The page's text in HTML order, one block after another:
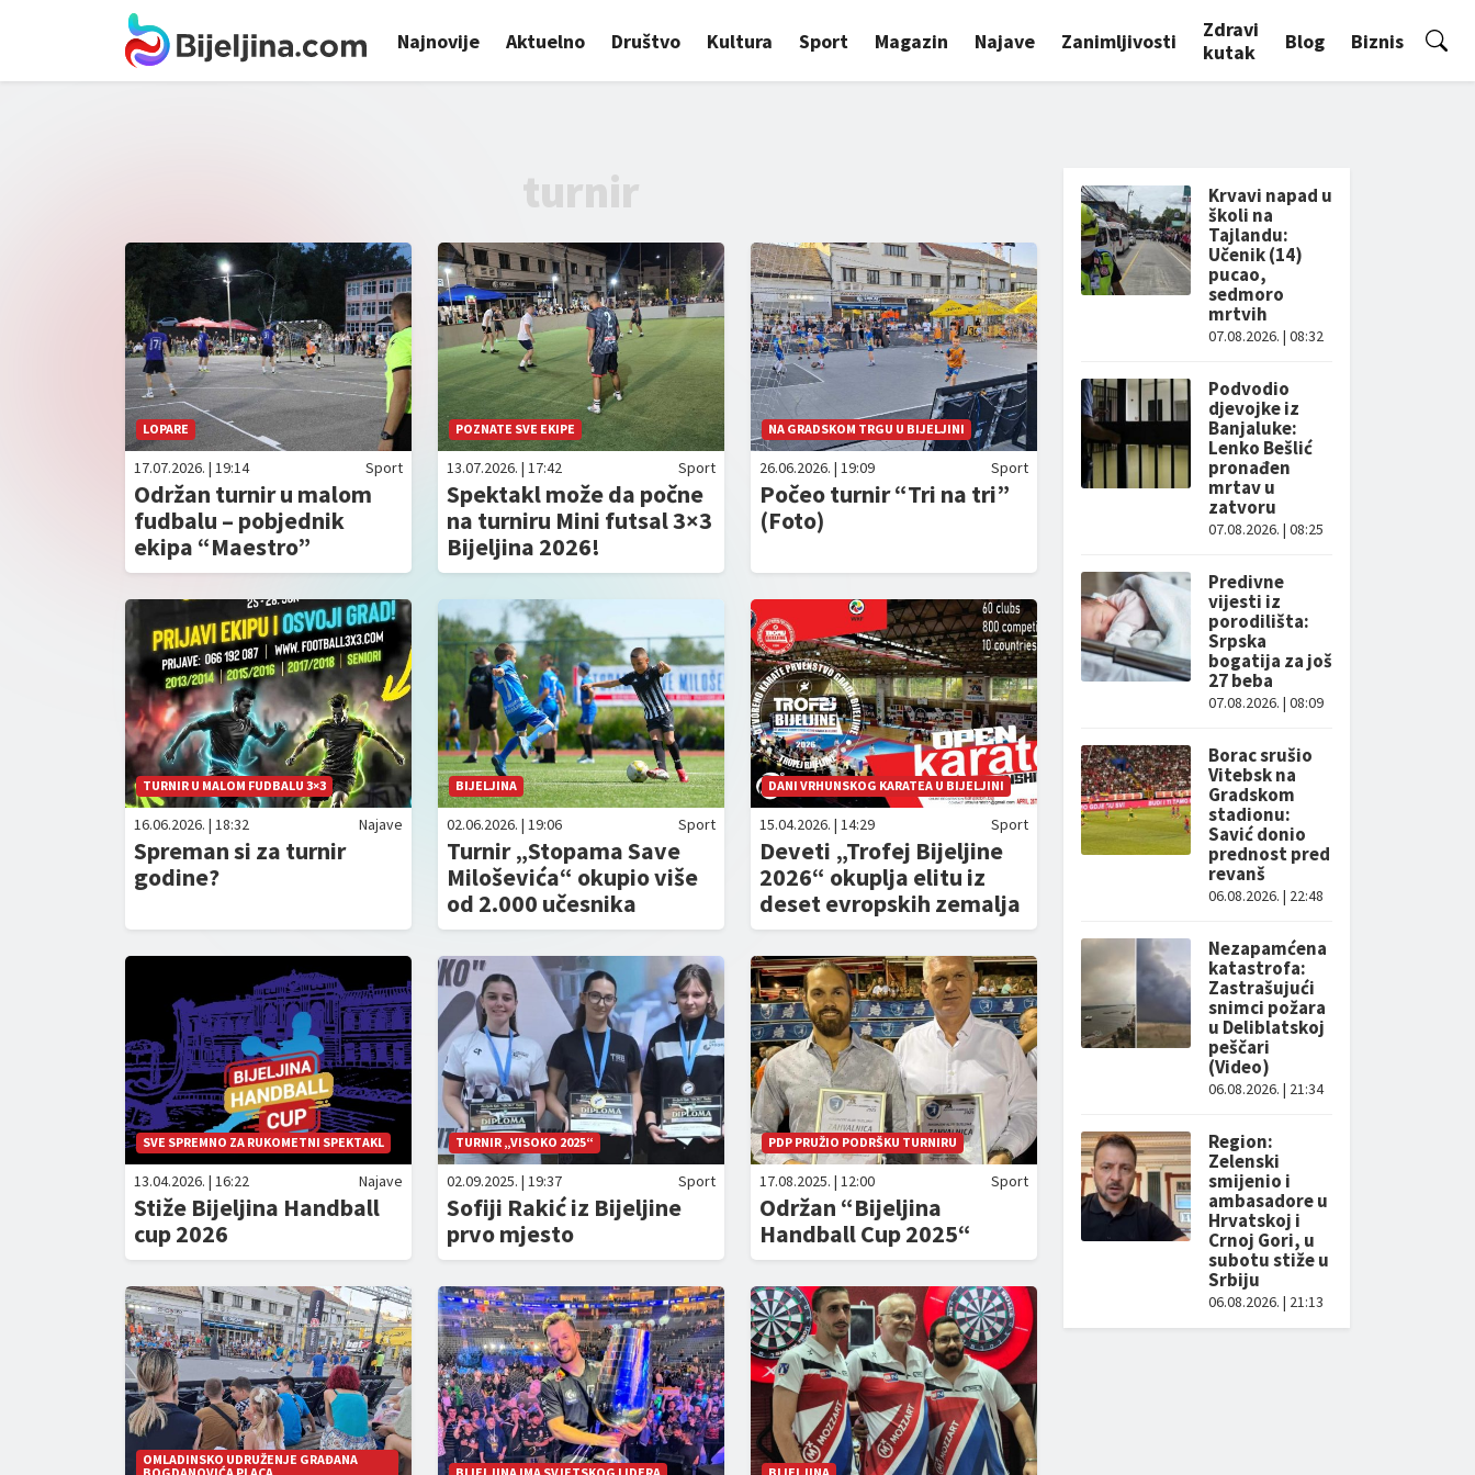
Najnovije Aktuelno Društvo Kultura Sport Magazin Najave Zanimljivosti
Zdravi
kutak
Blog Biznis
turnir
LOPARE
17.07.2026. | 19:14 Sport
Održan turnir u malom
fudbalu – pobjednik
ekipa “Maestro”
POZNATE SVE EKIPE
13.07.2026. | 17:42 Sport
Spektakl može da počne
na turniru Mini futsal 3×3
Bijeljina 2026!
NA GRADSKOM TRGU U BIJELJINI
26.06.2026. | 19:09 Sport
Počeo turnir “Tri na tri”
(Foto)
TURNIR U MALOM FUDBALU 3×3
16.06.2026. | 18:32 Najave
Spreman si za turnir
godine?
BIJELJINA
02.06.2026. | 19:06 Sport
Turnir „Stopama Save
Miloševića“ okupio više
od 2.000 učesnika
DANI VRHUNSKOG KARATEA U BIJELJINI
15.04.2026. | 14:29 Sport
Deveti „Trofej Bijeljine
2026“ okuplja elitu iz
deset evropskih zemalja
SVE SPREMNO ZA RUKOMETNI SPEKTAKL
13.04.2026. | 16:22 Najave
Stiže Bijeljina Handball
cup 2026
TURNIR „VISOKO 2025“
02.09.2025. | 19:37 Sport
Sofiji Rakić iz Bijeljine
prvo mjesto
PDP PRUŽIO PODRŠKU TURNIRU
17.08.2025. | 12:00 Sport
Održan “Bijeljina
Handball Cup 2025“
OMLADINSKO UDRUŽENJE GRAĐANA
Krvavi napad u
školi na
Tajlandu:
Učenik (14)
pucao,
sedmoro
mrtvih
07.08.2026. | 08:32
Podvodio
djevojke iz
Banjaluke:
Lenko Bešlić
pronađen
mrtav u
zatvoru
07.08.2026. | 08:25
Predivne
vijesti iz
porodilišta:
Srpska
bogatija za još
27 beba
07.08.2026. | 08:09
Borac srušio
Vitebsk na
Gradskom
stadionu:
Savić donio
prednost pred
revanš
06.08.2026. | 22:48
Nezapamćena
katastrofa:
Zastrašujući
snimci požara
u Deliblatskoj
peščari
(Video)
06.08.2026. | 21:34
Region:
Zelenski
smijenio i
ambasadore u
Hrvatskoj i
Crnoj Gori, u
subotu stiže u
Srbiju
06.08.2026. | 21:13